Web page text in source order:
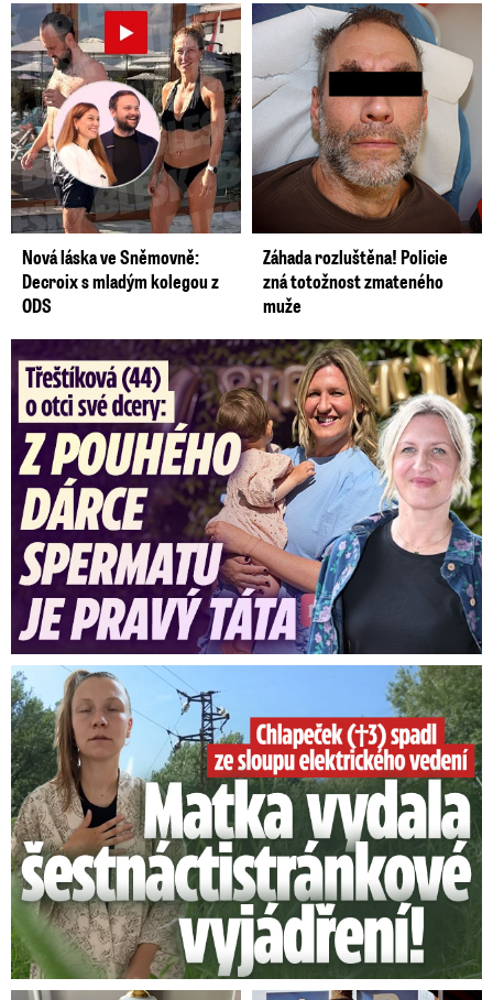
Nová láska ve Sněmovně:
Decroix s mladým kolegou z
ODS
Záhada rozluštěna! Policie
zná totožnost zmateného
muže
Třeštíková (44) o otci dcery: Z dárce spermatu pravý táta
Smrtelný pád chlapce: Matka vydala vyjádření na 16 stran